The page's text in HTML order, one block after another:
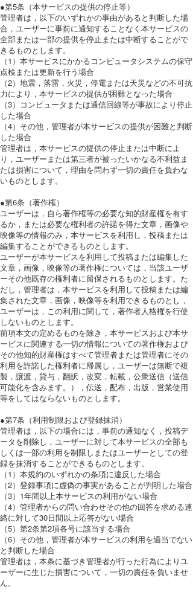
●第5条（本サービスの提供の停止等）
管理者は，以下のいずれかの事由があると判断した場
合，ユーザーに事前に通知することなく本サービスの
全部または一部の提供を停止または中断することがで
きるものとします。
（1）本サービスにかかるコンピュータシステムの保守
点検または更新を行う場合
（2）地震，落雷，火災，停電または天災などの不可抗
力により，本サービスの提供が困難となった場合
（3）コンピュータまたは通信回線等が事故により停止
した場合
（4）その他，管理者が本サービスの提供が困難と判断
した場合
管理者は，本サービスの提供の停止または中断によ
り，ユーザーまたは第三者が被ったいかなる不利益ま
たは損害について，理由を問わず一切の責任を負わな
いものとします。
●第6条（著作権）
ユーザーは，自ら著作権等の必要な知的財産権を有す
るか，または必要な権利者の許諾を得た文章，画像や
映像等の情報のみ，本サービスを利用し，投稿または
編集することができるものとします。
ユーザーが本サービスを利用して投稿または編集した
文章，画像，映像等の著作権については，当該ユーザ
ーその他既存の権利者に留保されるものとします。た
だし，管理者は，本サービスを利用して投稿または編
集された文章，画像，映像等を利用できるものとし，
ユーザーは，この利用に関して，著作者人格権を行使
しないものとします。
前項本文の定めるものを除き，本サービスおよび本サ
ービスに関連する一切の情報についての著作権および
その他知的財産権はすべて管理者または管理者にその
利用を許諾した権利者に帰属し，ユーザーは無断で複
製，譲渡，貸与，翻訳，改変，転載，公衆送信（送信
可能化を含みます。），伝送，配布，出版，営業使用
等をしてはならないものとします。
●第7条（利用制限および登録抹消）
管理者は，以下の場合には，事前の通知なく，投稿デ
ータを削除し，ユーザーに対して本サービスの全部も
しくは一部の利用を制限しまたはユーザーとしての登
録を抹消することができるものとします。
（1）本規約のいずれかの条項に違反した場合
（2）登録事項に虚偽の事実があることが判明した場合
（3）1年間以上本サービスの利用がない場合
（4）管理者からの問い合わせその他の回答を求める連
絡に対して30日間以上応答がない場合
（5）第2条第2項各号に該当する場合
（6）その他，管理者が本サービスの利用を適当でない
と判断した場合
管理者は，本条に基づき管理者が行った行為によりユ
ーザーに生じた損害について，一切の責任を負いませ
ん。